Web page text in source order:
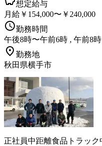
想定給与
月給￥154,000〜￥240,000
勤務時間
午後8時〜午前6時 , 午前8
勤務地
秋田県横手市
正社員中距離食品 トラック